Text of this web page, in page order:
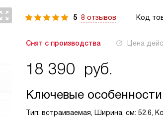
5 8 отзывов Код
Снят с производства Цена
18 390 руб.
Ключевые особенности
Тип: встраиваемая, Ширина, см: 52.6,